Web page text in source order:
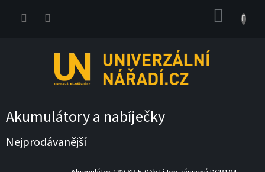
Akumulátory a nabíječky
Nejprodávanější